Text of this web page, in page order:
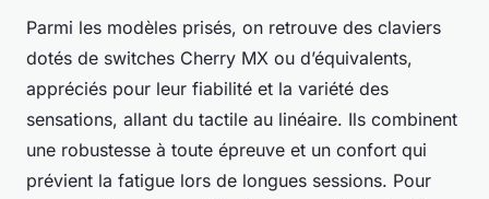
Parmi les modèles prisés, on retrouve des claviers
dotés de switches Cherry MX ou d’équivalents,
appréciés pour leur fiabilité et la variété des
sensations, allant du tactile au linéaire. Ils combinent
une robustesse à toute épreuve et un confort qui
prévient la fatigue lors de longues sessions. Pour